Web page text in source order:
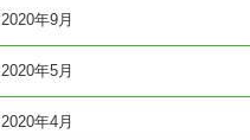
2020年9月
2020年5月
2020年4月